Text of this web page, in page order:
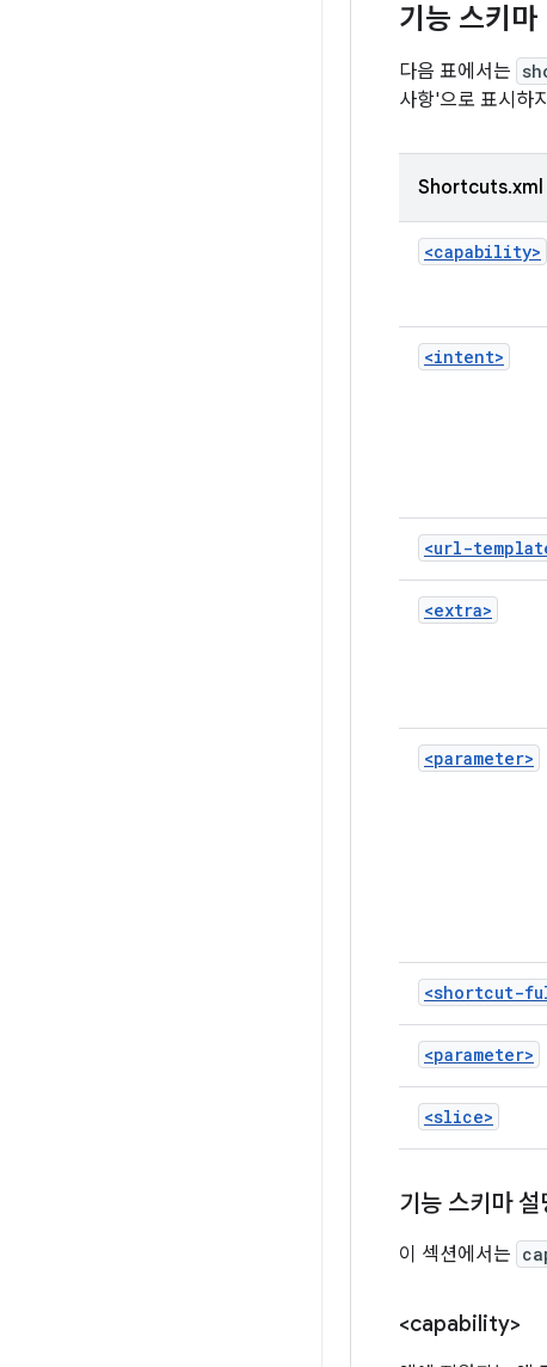
기능 스키마
다음 표에서는
사항'으로 표시하
Shortcuts.xml
<capability>
<intent>
<url-
<extra>
<parameter>
<shortcut-
<parameter>
<slice>
기능 스키마 설
이 섹션에서는
<capability>